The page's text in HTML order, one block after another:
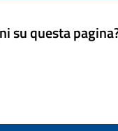
su questa